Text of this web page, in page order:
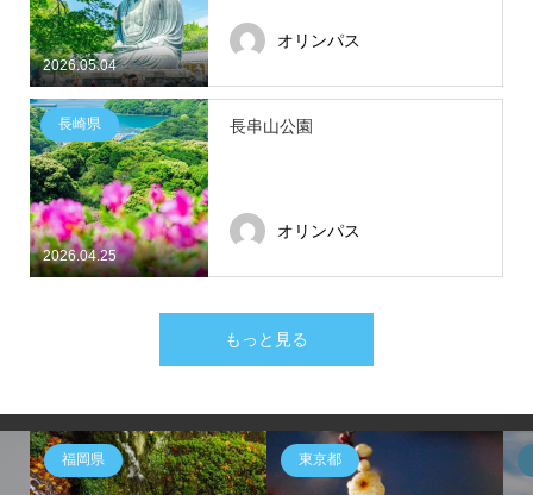
2026.05.04
オリンパス
2026.04.25
長崎県 長串山公園
オリンパス
もっと見る
福岡県 東京都